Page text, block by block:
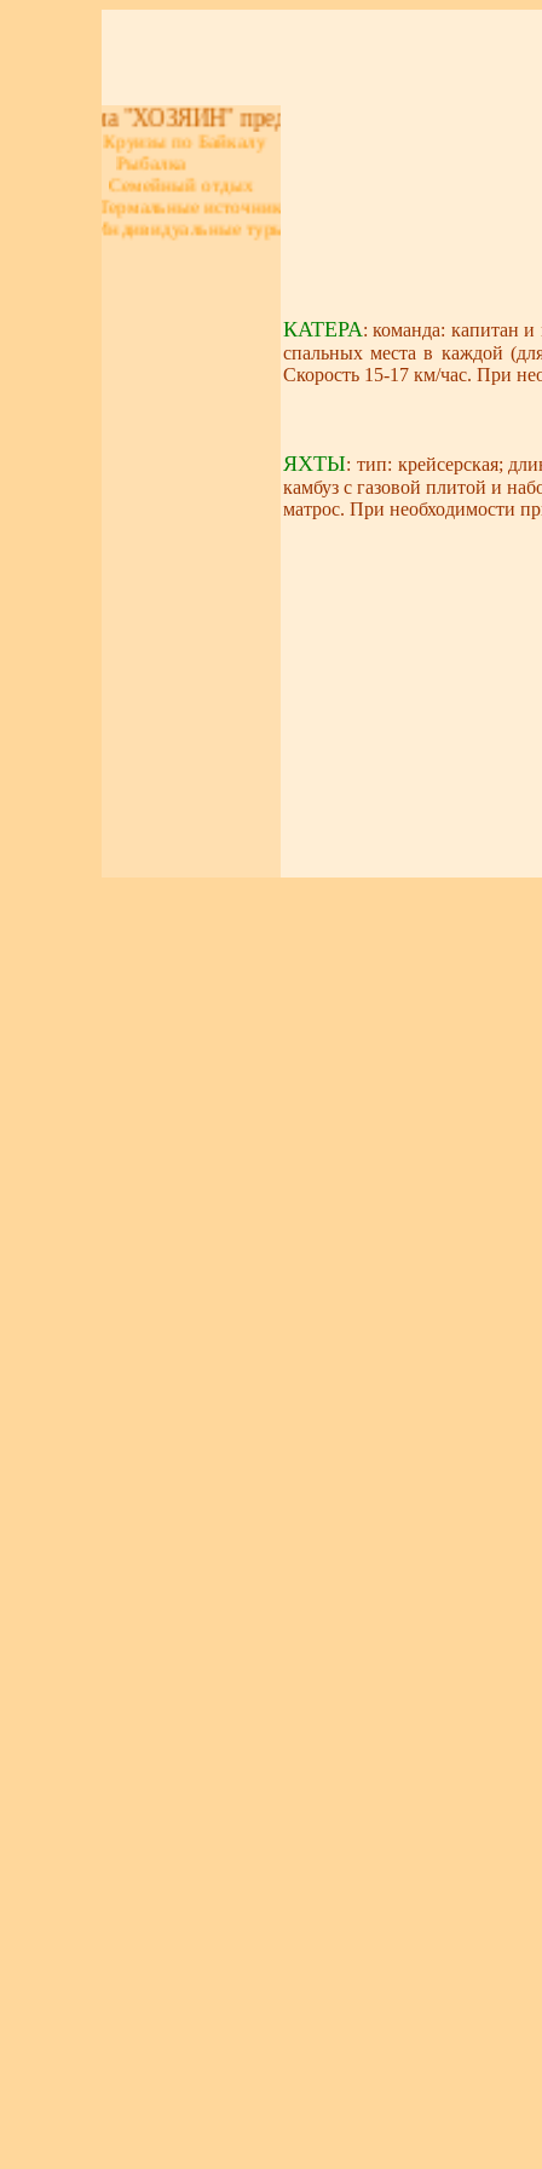
Турфирма "ХОЗЯИН" предлагает
Круизы по Байкалу
Рыбалка
Семейный отдых
Термальные источники
Индивидуальные туры
КАТЕРА: команда: капитан
спальных места в каждой
Скорость 15-17 км/час. При
ЯХТЫ: тип: крейсерская;
камбуз с газовой плитой и
матрос. При необходимости